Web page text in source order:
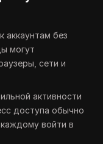
аккаунтам без
могут
сети и
активности
доступа обычно
войти в